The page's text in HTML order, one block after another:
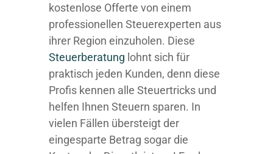
kostenlose Offerte von einem
professionellen Steuerexperten aus
ihrer Region einzuholen. Diese
Steuerberatung lohnt sich für
praktisch jeden Kunden, denn diese
Profis kennen alle Steuertricks und
helfen Ihnen Steuern sparen. In
vielen Fällen übersteigt der
eingesparte Betrag sogar die